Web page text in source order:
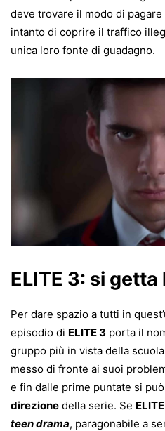
deve trovare il modo di
intanto di coprire il traffico
unica loro fonte di guadagno.
ELITE 3: si
Per dare spazio a tutti in
episodio di ELITE 3 porta il
gruppo più in vista della
messo di fronte ai suoi
e fin dalle prime puntate si
direzione della serie. Se ELITE
teen drama, paragonabile a